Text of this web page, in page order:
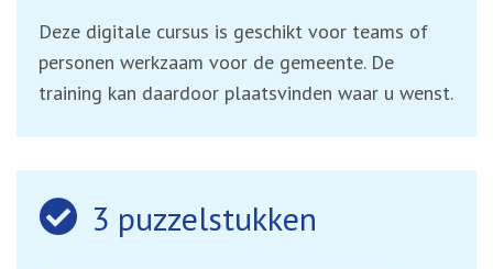
Deze digitale cursus is geschikt voor teams of
personen werkzaam voor de gemeente. De
training kan daardoor plaatsvinden waar u wenst.
3 puzzelstukken